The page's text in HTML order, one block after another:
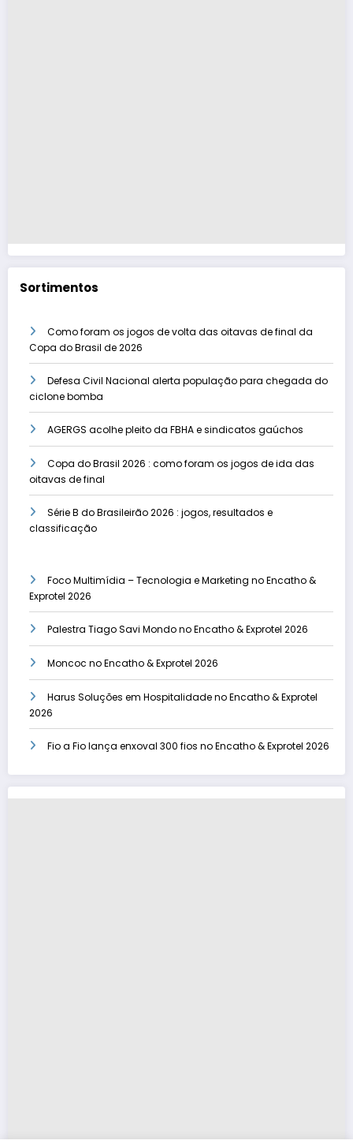
Sortimentos
Como foram os jogos de volta das oitavas de final da
Copa do Brasil de 2026
Defesa Civil Nacional alerta população para chegada do
ciclone bomba
AGERGS acolhe pleito da FBHA e sindicatos gaúchos
Copa do Brasil 2026 : como foram os jogos de ida das
oitavas de final
Série B do Brasileirão 2026 : jogos, resultados e
classificação
Foco Multimídia – Tecnologia e Marketing no Encatho &
Exprotel 2026
Palestra Tiago Savi Mondo no Encatho & Exprotel 2026
Moncoc no Encatho & Exprotel 2026
Harus Soluções em Hospitalidade no Encatho & Exprotel
2026
Fio a Fio lança enxoval 300 fios no Encatho & Exprotel 2026